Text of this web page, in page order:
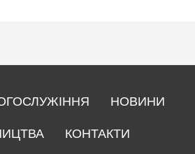
НОВИНИ
КОНТАКТИ